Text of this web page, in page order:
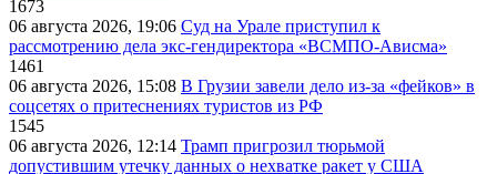
1673
06 августа 2026, 19:06 Суд на Урале приступил к
рассмотрению дела экс-гендиректора «ВСМПО-Ависма»
1461
06 августа 2026, 15:08 В Грузии завели дело из-за «фейков» в
соцсетях о притеснениях туристов из РФ
1545
06 августа 2026, 12:14 Трамп пригрозил тюрьмой
допустившим утечку данных о нехватке ракет у США